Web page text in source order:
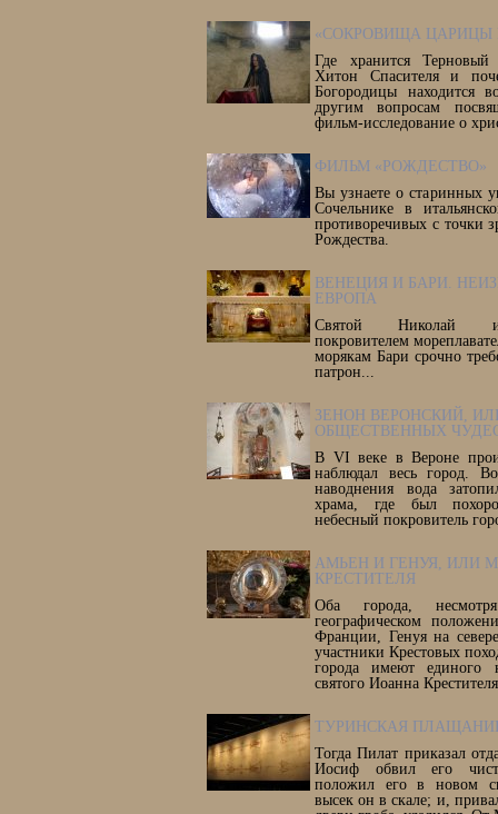
«СОКРОВИЩА ЦАРИЦЫ
Где хранится
Хитон Спасителя и
Богородицы находится
другим вопросам
фильм-исследование о
ФИЛЬМ «РОЖДЕСТВО»
Вы узнаете о старинных
Сочельнике в
противоречивых с точки
Рождества.
ВЕНЕЦИЯ И БАРИ.
ЕВРОПА
Святой Николай
покровителем
морякам Бари срочно
патрон...
ЗЕНОН ВЕРОНСКИЙ,
ОБЩЕСТВЕННЫХ
В VI веке в Вероне
наблюдал весь город.
наводнения вода
храма, где был
небесный покровитель
АМЬЕН И ГЕНУЯ, ИЛИ
КРЕСТИТЕЛЯ
Оба города,
географическом
Франции, Генуя на
участники Крестовых
города имеют единого
святого Иоанна
ТУРИНСКАЯ
Тогда Пилат приказал
Иосиф обвил его
положил его в новом
высек он в скале; и,